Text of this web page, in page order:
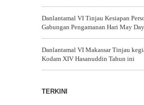
Danlantamal VI Tinjau Kesiapan
Gabungan Pengamanan Hari May Day
Danlantamal VI Makassar Tinjau
Kodam XIV Hasanuddin Tahun ini
TERKINI